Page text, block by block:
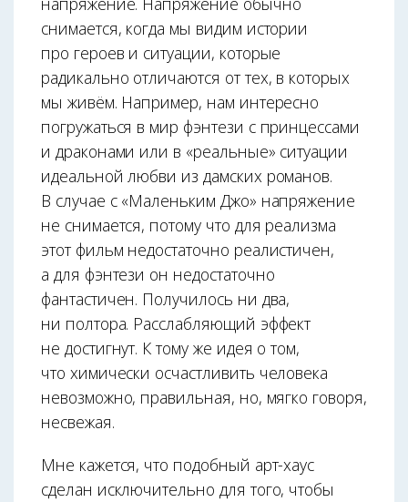
снимается, когда мы видим истории
про героев и ситуации, которые
радикально отличаются от тех, в которых
мы живём. Например, нам интересно
погружаться в мир фэнтези с принцессами
и драконами или в «реальные» ситуации
идеальной любви из дамских романов.
В случае с «Маленьким Джо» напряжение
не снимается, потому что для реализма
этот фильм недостаточно реалистичен,
а для фэнтези он недостаточно
фантастичен. Получилось ни два,
ни полтора. Расслабляющий эффект
не достигнут. К тому же идея о том,
что химически осчастливить человека
невозможно, правильная, но, мягко говоря,
несвежая.
Мне кажется, что подобный арт-хаус
сделан исключительно для того, чтобы